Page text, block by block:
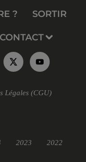
? SORTIR
CONTACT
Légales (CGU)
2023 2022